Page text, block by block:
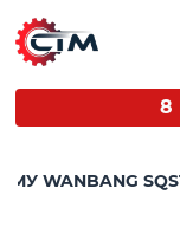
8
WANBANG